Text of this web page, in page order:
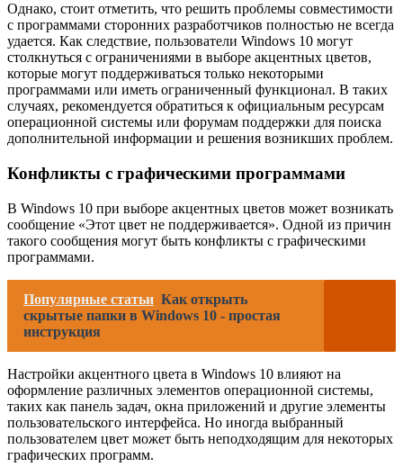
Однако, стоит отметить, что решить проблемы совместимости
с программами сторонних разработчиков полностью не всегда
удается. Как следствие, пользователи Windows 10 могут
столкнуться с ограничениями в выборе акцентных цветов,
которые могут поддерживаться только некоторыми
программами или иметь ограниченный функционал. В таких
случаях, рекомендуется обратиться к официальным ресурсам
операционной системы или форумам поддержки для поиска
дополнительной информации и решения возникших проблем.
Конфликты с графическими программами
В Windows 10 при выборе акцентных цветов может возникать
сообщение «Этот цвет не поддерживается». Одной из причин
такого сообщения могут быть конфликты с графическими
программами.
Популярные статьи Как открыть
скрытые папки в Windows 10 - простая
инструкция
Настройки акцентного цвета в Windows 10 влияют на
оформление различных элементов операционной системы,
таких как панель задач, окна приложений и другие элементы
пользовательского интерфейса. Но иногда выбранный
пользователем цвет может быть неподходящим для некоторых
графических программ.